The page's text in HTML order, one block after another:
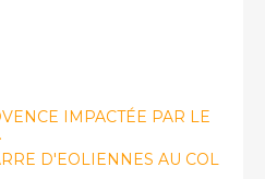
IMPACTÉE PAR LE
D'EOLIENNES AU COL